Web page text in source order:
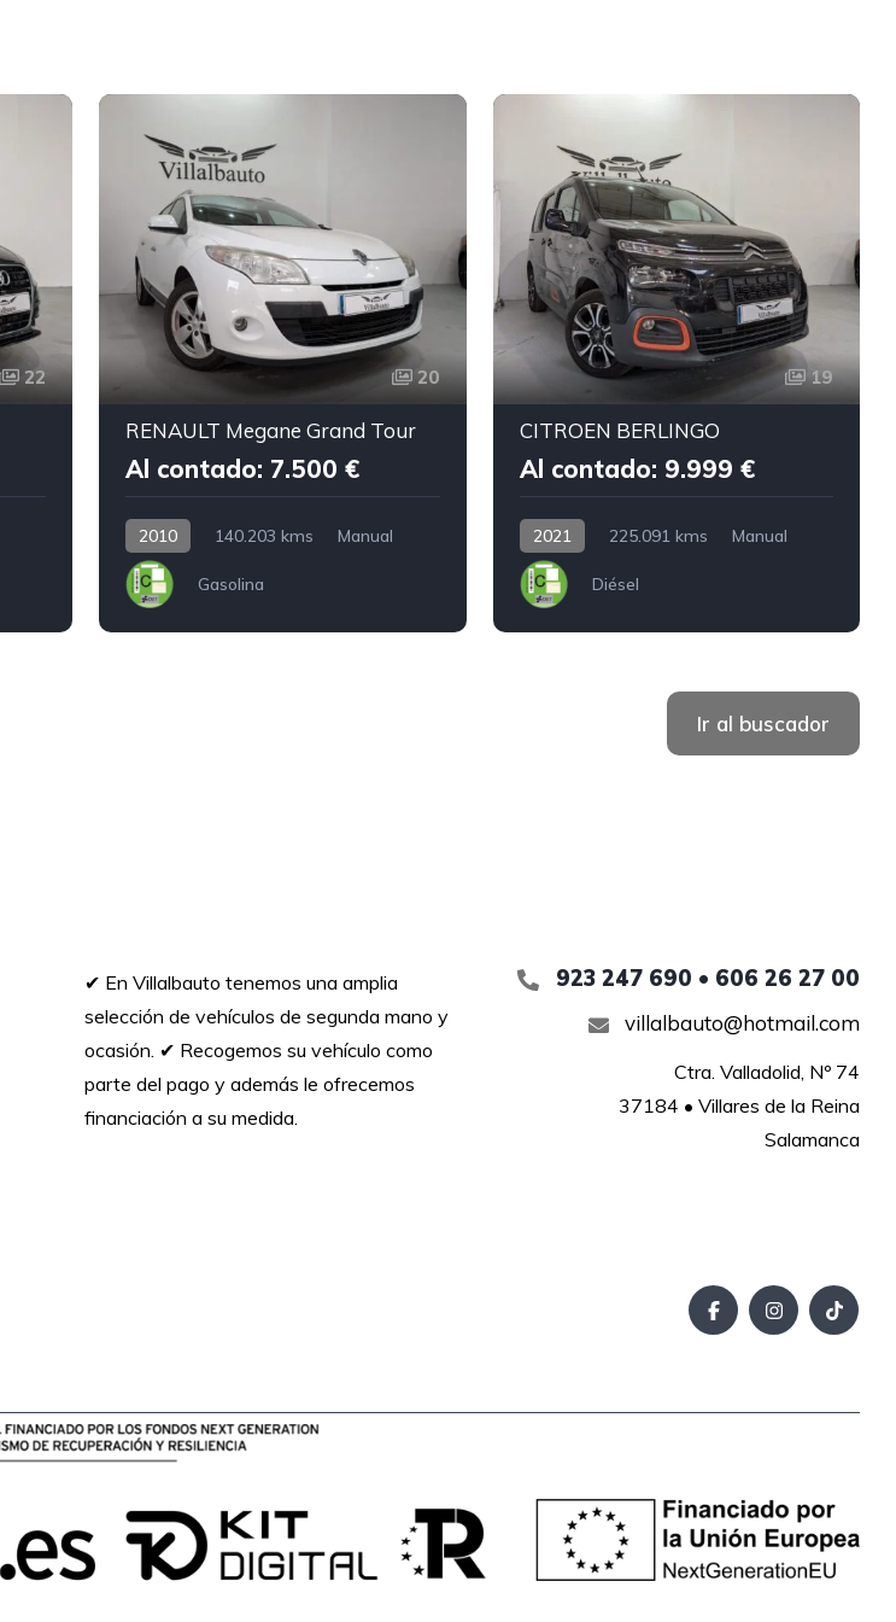
22 20
RENAULT Megane Grand Tour
Al contado: 7.500 €
2010 140.203 kms Manual
Gasolina
19
CITROEN BERLINGO
Al contado: 9.999 €
2021 225.091 kms Manual
Diésel
Ir al buscador
✔︎ En Villalbauto tenemos una amplia
selección de vehículos de segunda mano y
ocasión. ✔︎ Recogemos su vehículo como
parte del pago y además le ofrecemos
financiación a su medida.
923 247 690 • 606 26 27 00
villalbauto@hotmail.com
Ctra. Valladolid, Nº 74
37184 • Villares de la Reina
Salamanca